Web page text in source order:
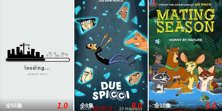
全55集 1.0 全8集 8.0 全10集 9.0